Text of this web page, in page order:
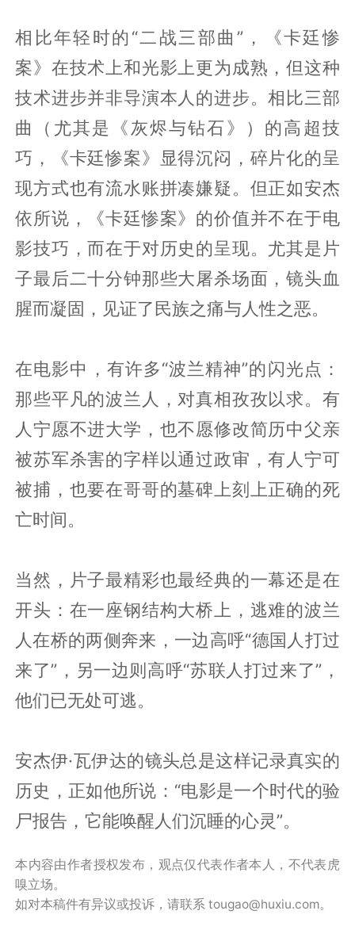
相比年轻时的“二战三部曲”，《卡廷惨
案》在技术上和光影上更为成熟，但这种
技术进步并非导演本人的进步。相比三部
曲（尤其是《灰烬与钻石》）的高超技
巧，《卡廷惨案》显得沉闷，碎片化的呈
现方式也有流水账拼凑嫌疑。但正如安杰
依所说，《卡廷惨案》的价值并不在于电
影技巧，而在于对历史的呈现。尤其是片
子最后二十分钟那些大屠杀场面，镜头血
腥而凝固，见证了民族之痛与人性之恶。
在电影中，有许多“波兰精神”的闪光点：
那些平凡的波兰人，对真相孜孜以求。有
人宁愿不进大学，也不愿修改简历中父亲
被苏军杀害的字样以通过政审，有人宁可
被捕，也要在哥哥的墓碑上刻上正确的死
亡时间。
当然，片子最精彩也最经典的一幕还是在
开头：在一座钢结构大桥上，逃难的波兰
人在桥的两侧奔来，一边高呼“德国人打过
来了”，另一边则高呼“苏联人打过来了”，
他们已无处可逃。
安杰伊·瓦伊达的镜头总是这样记录真实的
历史，正如他所说：“电影是一个时代的验
尸报告，它能唤醒人们沉睡的心灵”。
本内容由作者授权发布，观点仅代表作者本人，不代表虎
嗅立场。
如对本稿件有异议或投诉，请联系 tougao@huxiu.com。